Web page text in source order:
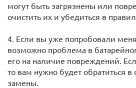
могут быть загрязнены или
очистить их и убедиться в
4. Если вы уже попробовали
возможно проблема в
его на наличие повреждений.
то вам нужно будет обратиться
замены.